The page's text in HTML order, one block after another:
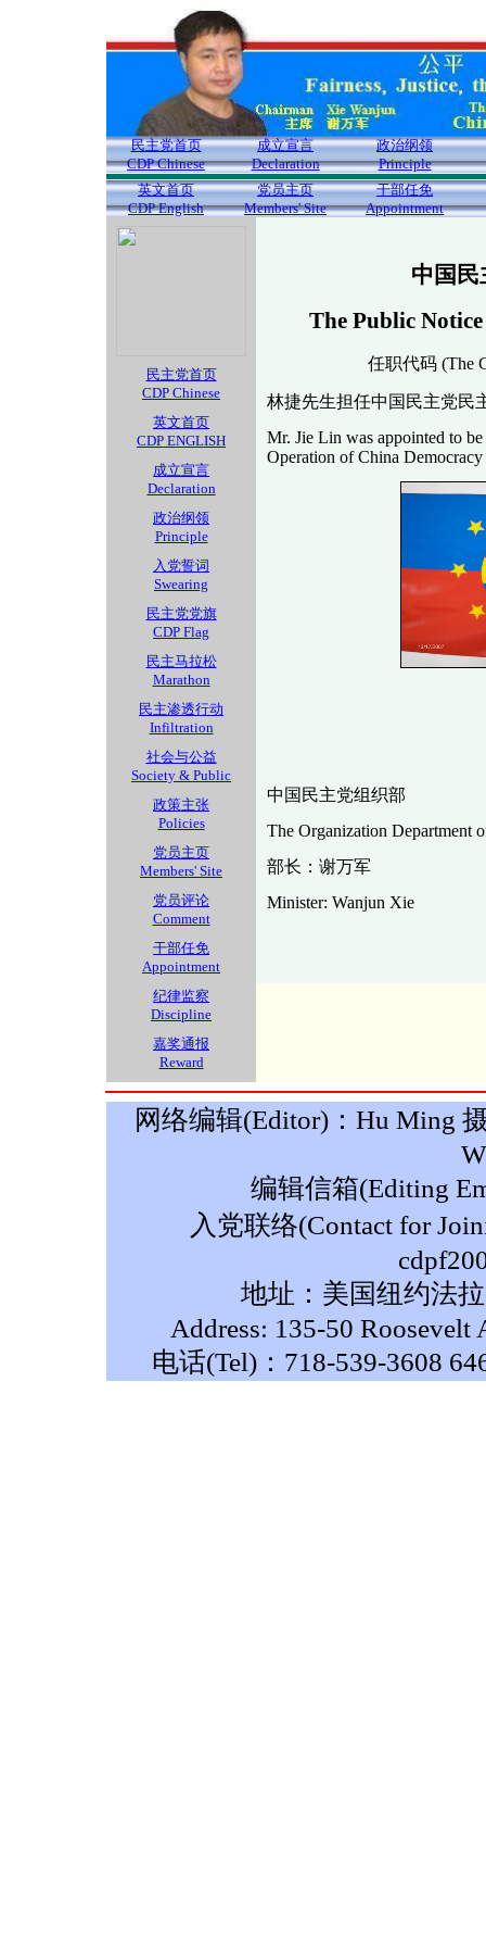
民主党首页
CDP Chinese
成立宣言
Declaration
政治纲领
Principle
英文首页
CDP English
党员主页
Members' Site
干部任免
Appointment
民主党首页
CDP Chinese
英文首页
CDP ENGLISH
成立宣言
Declaration
政治纲领
Principle
入党誓词
Swearing
民主党党旗
CDP Flag
民主马拉松
Marathon
民主渗透行动
Infiltration
社会与公益
Society & Public
政策主张
Policies
党员主页
Members' Site
党员评论
Comment
干部任免
Appointment
纪律监察
Discipline
嘉奖通报
Reward
中国
The Public
任职代码 (The
林捷先生担任中国民主党民
Mr. Jie Lin was appointed to
Operation of China
中国民主党组织部
The Organization Department
部长：谢万军
Minister: Wanjun Xie
网络编辑(Editor)：Hu Ming
编辑信箱(Editing
入党联络(Contact for
地址：美国纽约法
Address: 135-50
电话(Tel)：718-539-3608